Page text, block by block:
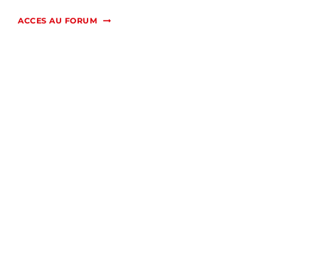
ACCES AU FORUM